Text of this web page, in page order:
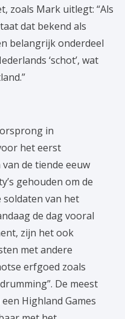
zoals Mark uitlegt: “Als
dat bekend als
belangrijk onderdeel
‘schot’, wat
in
het eerst
de tiende eeuw
gehouden om de
van het
de dag vooral
zijn het ook
met andere
erfgoed zoals
De meest
Highland Games